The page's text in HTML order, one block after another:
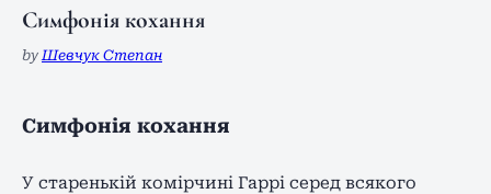
Симфонія кохання
by Шевчук Степан
Симфонія кохання
У старенькій комірчині Гаррі серед всякого